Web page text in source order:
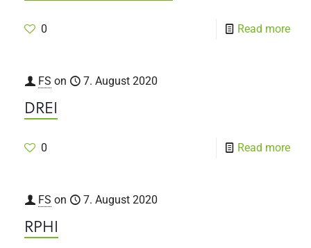
0 Read more
FS on 7. August 2020
DREI
0 Read more
FS on 7. August 2020
RPHI